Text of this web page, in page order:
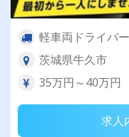
軽車両ドライバ
茨城県牛久市
35万円～40万円
求人